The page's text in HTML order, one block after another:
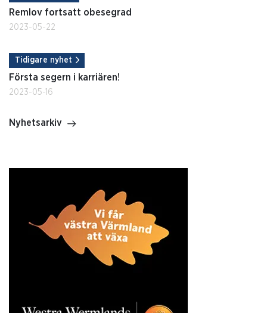
Remlov fortsatt obesegrad
2023-05-22
Tidigare nyhet
Första segern i karriären!
2023-05-16
Nyhetsarkiv